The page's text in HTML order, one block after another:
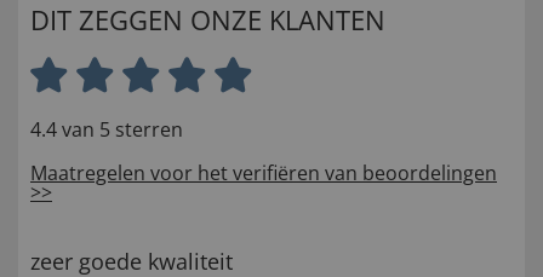
DIT ZEGGEN ONZE KLANTEN
4.4 van 5 sterren
Maatregelen voor het verifiëren van beoordelingen
>>
zeer goede kwaliteit